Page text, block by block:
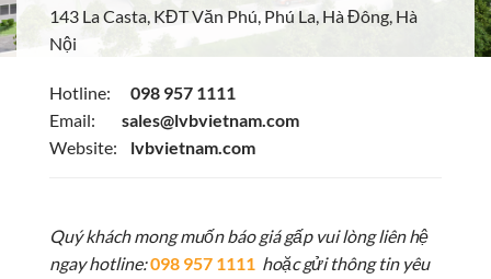
143 La Casta, KĐT Văn Phú, Phú La, Hà Đông, Hà
Nội
Hotline:
098 957 1111
Email:
sales@lvbvietnam.com
Website:
lvbvietnam.com
Quý khách mong muốn báo giá gấp vui lòng liên hệ
ngay hotline:098 957 1111 hoặc gửi thông tin yêu